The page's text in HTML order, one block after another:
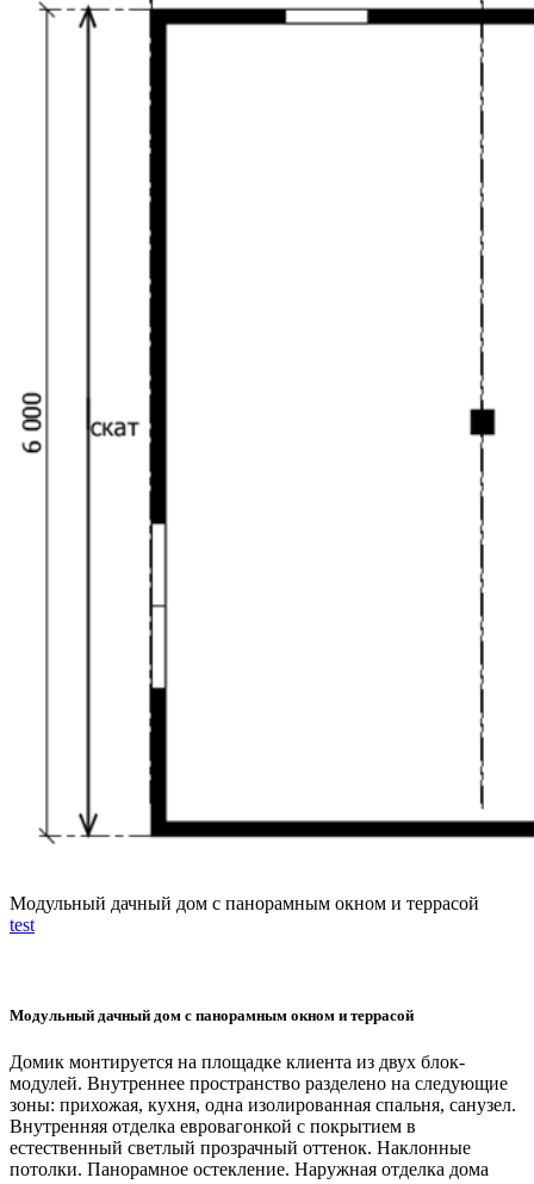
Модульный дачный дом с панорамным окном и террасой
test
Модульный дачный дом с панорамным окном и террасой
Домик монтируется на площадке клиента из двух блок-
модулей. Внутреннее пространство разделено на следующие
зоны: прихожая, кухня, одна изолированная спальня, санузел.
Внутренняя отделка евровагонкой с покрытием в
естественный светлый прозрачный оттенок. Наклонные
потолки. Панорамное остекление. Наружная отделка дома